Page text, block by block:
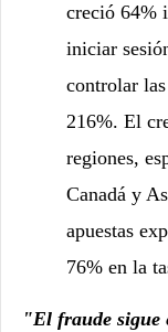
creció 64%
iniciar
controlar
216%. El
regiones,
Canadá y
apuestas
76% en la
"El fraude sigue